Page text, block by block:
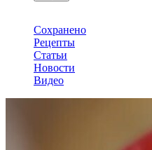
Сохранено
Рецепты
Статьи
Новости
Видео